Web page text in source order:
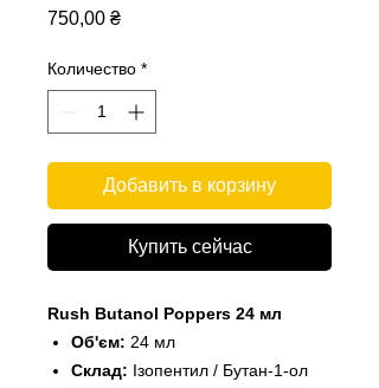
750,00 ₴Цена
Количество *
Добавить в корзину
Купить сейчас
Rush Butanol Poppers 24 мл
Об'єм: 24 мл
Склад: Ізопентил / Бутан-1-ол